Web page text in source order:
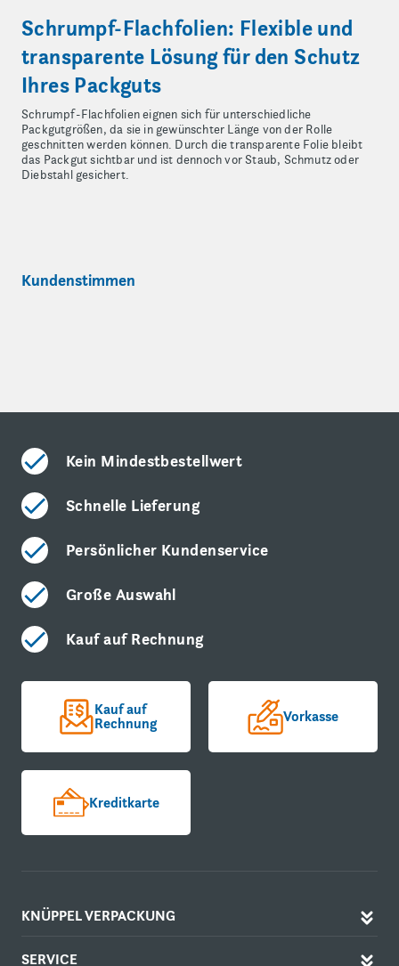
Schrumpf-Flachfolien: Flexible und
transparente Lösung für den Schutz
Ihres Packguts
Schrumpf-Flachfolien eignen sich für unterschiedliche
Packgutgrößen, da sie in gewünschter Länge von der Rolle
geschnitten werden können. Durch die transparente Folie bleibt
das Packgut sichtbar und ist dennoch vor Staub, Schmutz oder
Diebstahl gesichert.
Kundenstimmen
Kein Mindestbestellwert
Schnelle Lieferung
Persönlicher Kundenservice
Große Auswahl
Kauf auf Rechnung
Kauf auf
Rechnung Vorkasse
Kreditkarte
KNÜPPEL VERPACKUNG
SERVICE